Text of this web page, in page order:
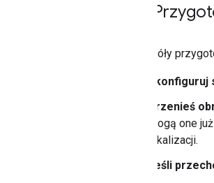
Szczegóły
Skonfiguruj
Przenieś
Mogą one
lokalizacji.
Jeśli